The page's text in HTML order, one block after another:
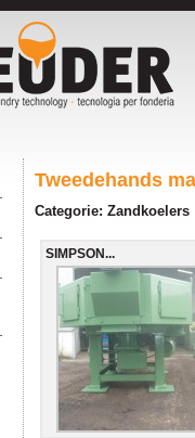
Tweedehands
Categorie: Zandkoelers
SIMPSON...